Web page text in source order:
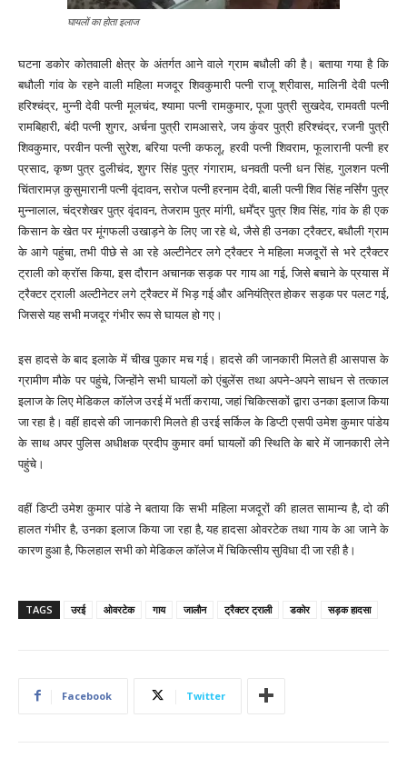
घायलों का होता इलाज
घटना डकोर कोतवाली क्षेत्र के अंतर्गत आने वाले ग्राम बधौली की है। बताया गया है कि
बधौली गांव के रहने वाली महिला मजदूर शिवकुमारी पत्नी राजू श्रीवास, मालिनी देवी पत्नी
हरिश्चंद्र, मुन्नी देवी पत्नी मूलचंद, श्यामा पत्नी रामकुमार, पूजा पुत्री सुखदेव, रामवती पत्नी
रामबिहारी, बंदी पत्नी शुगर, अर्चना पुत्री रामआसरे, जय कुंवर पुत्री हरिश्चंद्र, रजनी पुत्री
शिवकुमार, परवीन पत्नी सुरेश, बरिया पत्नी कफलू, हरवी पत्नी शिवराम, फूलारानी पत्नी हर
प्रसाद, कृष्ण पुत्र दुलीचंद, शुगर सिंह पुत्र गंगाराम, धनवती पत्नी धन सिंह, गुलशन पत्नी
चिंतारामज़ कुसुमारानी पत्नी वृंदावन, सरोज पत्नी हरनाम देवी, बाली पत्नी शिव सिंह नर्सिंग पुत्र
मुन्नालाल, चंद्रशेखर पुत्र वृंदावन, तेजराम पुत्र मांगी, धर्मेंद्र पुत्र शिव सिंह, गांव के ही एक
किसान के खेत पर मूंगफली उखाड़ने के लिए जा रहे थे, जैसे ही उनका ट्रैक्टर, बधौली ग्राम
के आगे पहुंचा, तभी पीछे से आ रहे अल्टीनेटर लगे ट्रैक्टर ने महिला मजदूरों से भरे ट्रैक्टर
ट्राली को क्रॉस किया, इस दौरान अचानक सड़क पर गाय आ गई, जिसे बचाने के प्रयास में
ट्रैक्टर ट्राली अल्टीनेटर लगे ट्रैक्टर में भिड़ गई और अनियंत्रित होकर सड़क पर पलट गई,
जिससे यह सभी मजदूर गंभीर रूप से घायल हो गए।
इस हादसे के बाद इलाके में चीख पुकार मच गई। हादसे की जानकारी मिलते ही आसपास के
ग्रामीण मौके पर पहुंचे, जिन्होंने सभी घायलों को एंबुलेंस तथा अपने-अपने साधन से तत्काल
इलाज के लिए मेडिकल कॉलेज उरई में भर्ती कराया, जहां चिकित्सकों द्वारा उनका इलाज किया
जा रहा है। वहीं हादसे की जानकारी मिलते ही उरई सर्किल के डिप्टी एसपी उमेश कुमार पांडेय
के साथ अपर पुलिस अधीक्षक प्रदीप कुमार वर्मा घायलों की स्थिति के बारे में जानकारी लेने
पहुंचे।
वहीं डिप्टी उमेश कुमार पांडे ने बताया कि सभी महिला मजदूरों की हालत सामान्य है, दो की
हालत गंभीर है, उनका इलाज किया जा रहा है, यह हादसा ओवरटेक तथा गाय के आ जाने के
कारण हुआ है, फिलहाल सभी को मेडिकल कॉलेज में चिकित्सीय सुविधा दी जा रही है।
TAGS उरई ओवरटेक गाय जालौन ट्रैक्टर ट्राली डकोर सड़क हादसा
Facebook Twitter